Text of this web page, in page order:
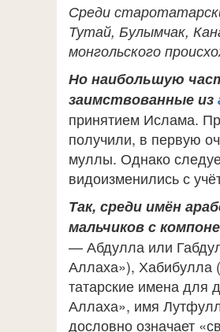
Среди
Тутай, Булымчак,
монгольского
Но наибольшую
заимствованные из
принятием Ислама.
получили, в первую
муллы. Однако
видоизменились с
Так, среди имён
мальчиков с
— Абдулла или
Аллаха»), Хабибулла
татарские имена для
Аллаха», имя
дословно означает